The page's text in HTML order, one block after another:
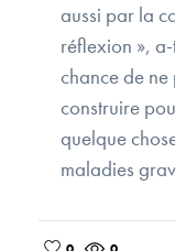
aussi par la
réflexion »,
chance de
construire
quelque
maladies